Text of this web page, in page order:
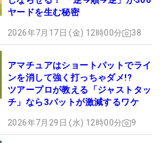
ヤードを生む秘密
2026年7月17日 (金) 12時00分 38
アマチュアはショートパットでライ
ンを消して強く打っちゃダメ!?
ツアープロが教える「ジャストタッ
チ」なら3パットが激減するワケ
2026年7月29日 (水) 12時00分 9